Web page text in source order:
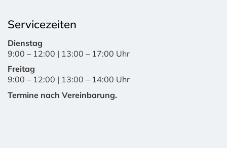
Servicezeiten
Dienstag
9:00 – 12:00 | 13:00 – 17:00 Uhr
Freitag
9:00 – 12:00 | 13:00 – 14:00 Uhr
Termine nach Vereinbarung.